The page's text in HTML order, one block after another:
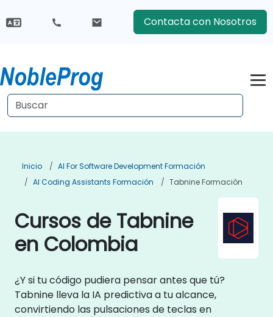
Contacta con Nosotros
Inicio
AI For Software Development Formación
AI Coding Assistants Formación
Tabnine Formación
Cursos de Tabnine
en Colombia
¿Y si tu código pudiera pensar antes que tú?
Tabnine lleva la IA predictiva a tu alcance,
convirtiendo las pulsaciones de teclas en